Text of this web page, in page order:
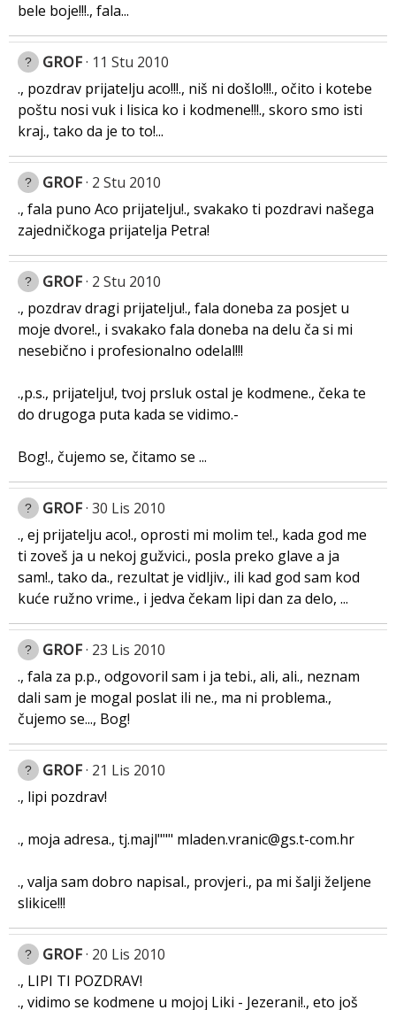
bele boje!!!., fala...
GROF 11 Stu 2010
., pozdrav prijatelju aco!!!., niš ni došlo!!!., očito i kotebe
poštu nosi vuk i lisica ko i kodmene!!!., skoro smo isti
kraj., tako da je to to!...
GROF 2 Stu 2010
., fala puno Aco prijatelju!., svakako ti pozdravi našega
zajedničkoga prijatelja Petra!
GROF 2 Stu 2010
., pozdrav dragi prijatelju!., fala doneba za posjet u
moje dvore!., i svakako fala doneba na delu ča si mi
nesebično i profesionalno odelal!!!
.,p.s., prijatelju!, tvoj prsluk ostal je kodmene., čeka te
do drugoga puta kada se vidimo.-
Bog!., čujemo se, čitamo se ...
GROF 30 Lis 2010
., ej prijatelju aco!., oprosti mi molim te!., kada god me
ti zoveš ja u nekoj gužvici., posla preko glave a ja
sam!., tako da., rezultat je vidljiv., ili kad god sam kod
kuće ružno vrime., i jedva čekam lipi dan za delo, ...
GROF 23 Lis 2010
., fala za p.p., odgovoril sam i ja tebi., ali, ali., neznam
dali sam je mogal poslat ili ne., ma ni problema.,
čujemo se..., Bog!
GROF 21 Lis 2010
., lipi pozdrav!
., moja adresa., tj.majl""" mladen.vranic@gs.t-com.hr
., valja sam dobro napisal., provjeri., pa mi šalji željene
slikice!!!
GROF 20 Lis 2010
., LIPI TI POZDRAV!
., vidimo se kodmene u mojoj Liki - Jezerani!., eto još